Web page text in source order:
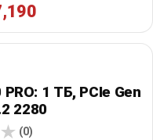
1 ТБ, PCIe Gen
2280
(0)